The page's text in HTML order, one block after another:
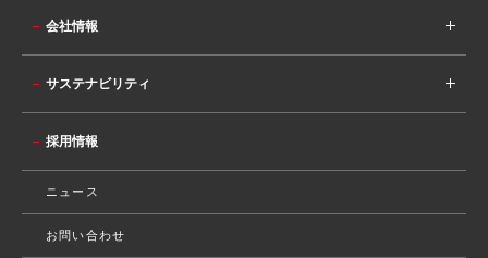
会社情報
サステナビリティ
採用情報
ニュース
お問い合わせ